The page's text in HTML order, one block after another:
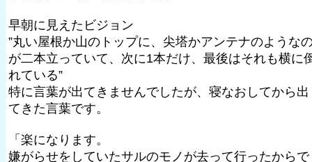
早朝に見えたビジョン
”丸い屋根か山のトップに、尖塔かアンテナのような
が二本立っていて、次に1本だけ、最後はそれも横に
れている”
特に言葉が出てきませんでしたが、寝なおしてから出
てきた言葉です。
「楽になります。
嫌がらせをしていたサルのモノが去って行ったからで